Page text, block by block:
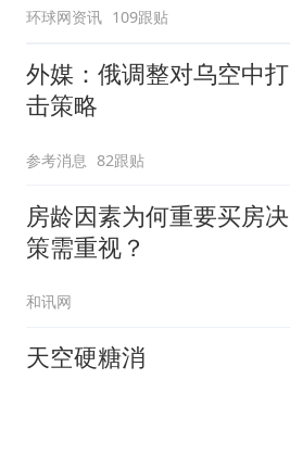
环球网资讯 109跟贴
外媒：俄调整对乌空中打
击策略
参考消息 82跟贴
房龄因素为何重要买房决
策需重视？
和讯网
天空硬糖消